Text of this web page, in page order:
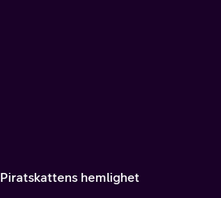
Piratskattens hemlighet